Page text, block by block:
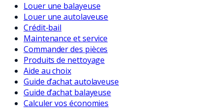
Louer une balayeuse
Louer une autolaveuse
Crédit-bail
Maintenance et service
Commander des pièces
Produits de nettoyage
Aide au choix
Guide d’achat autolaveuse
Guide d’achat balayeuse
Calculer vos économies